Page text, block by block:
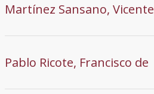
Martínez Sansano, Vicente
Pablo Ricote, Francisco de